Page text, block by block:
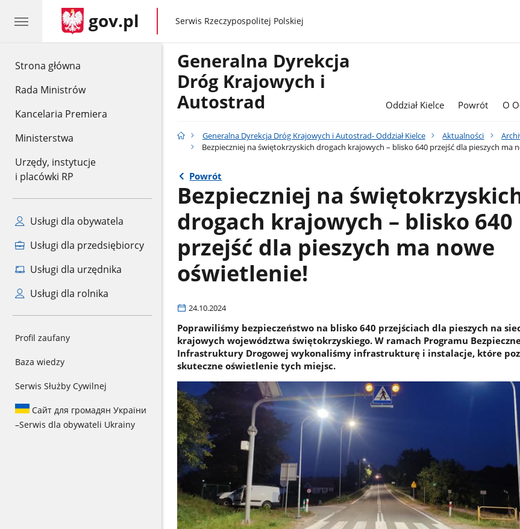
Strona główna
Rada Ministrów
Kancelaria Premiera
Ministerstwa
Urzędy, instytucje
i placówki RP
Usługi dla obywatela
Usługi dla przedsiębiorcy
Usługi dla urzędnika
Usługi dla rolnika
Profil zaufany
Baza wiedzy
Serwis Służby Cywilnej
Сайт для громадян України
–Serwis dla obywateli Ukrainy
gov.pl gov.pl
Serwis Rzeczypospolitej Polskiej
Generalna Dyrekcja
Dróg Krajowych i
Autostrad
Oddział Kielce Powrót O
Generalna Dyrekcja Dróg Krajowych i Autostrad- Oddział Kielce Aktualności
Bezpieczniej na świętokrzyskich drogach krajowych – blisko 640 przejść dla pieszych ma
Powrót
Bezpieczniej na
drogach krajowych – blisko 640
przejść dla pieszych ma nowe
oświetlenie!
24.10.2024
Poprawiliśmy bezpieczeństwo na blisko 640 przejściach dla pieszych na
krajowych województwa świętokrzyskiego. W ramach Programu
Infrastruktury Drogowej wykonaliśmy infrastrukturę i instalacje, które
skuteczne oświetlenie tych miejsc.